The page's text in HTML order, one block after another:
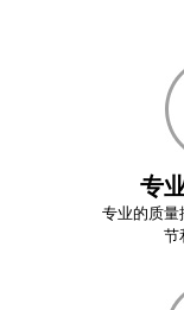
专
专业的质量
节